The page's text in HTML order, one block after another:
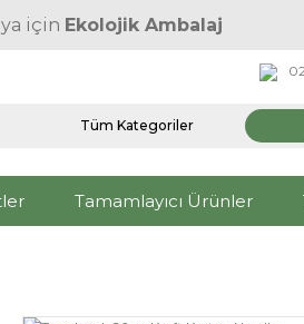
için Ekolojik Ambalaj
Tamamlayıcı Ürünler